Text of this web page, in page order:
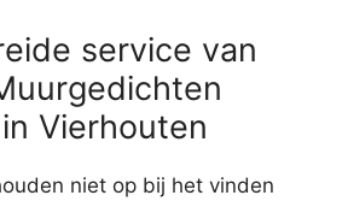
service van
Vierhouten
niet op bij het vinden